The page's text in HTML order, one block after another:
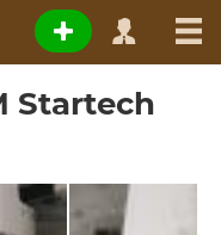
Startech